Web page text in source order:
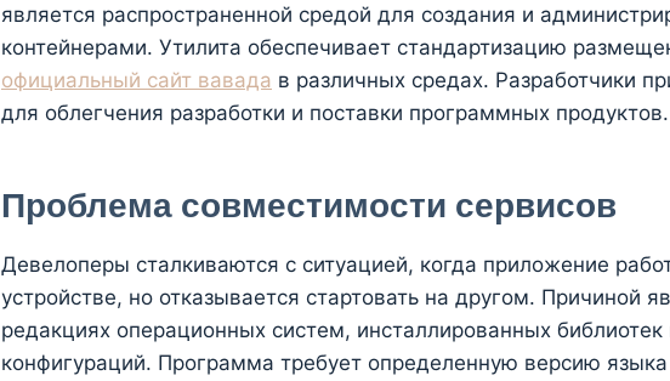
является распространенной средой для создания и
контейнерами. Утилита обеспечивает стандартизацию
официальный сайт вавада в различных средах. Разработчики
для облегчения разработки и поставки программных продуктов.
Проблема совместимости сервисов
Девелоперы сталкиваются с ситуацией, когда приложение
устройстве, но отказывается стартовать на другом. Причиной
редакциях операционных систем, инсталлированных
конфигураций. Программа требует определенную версию